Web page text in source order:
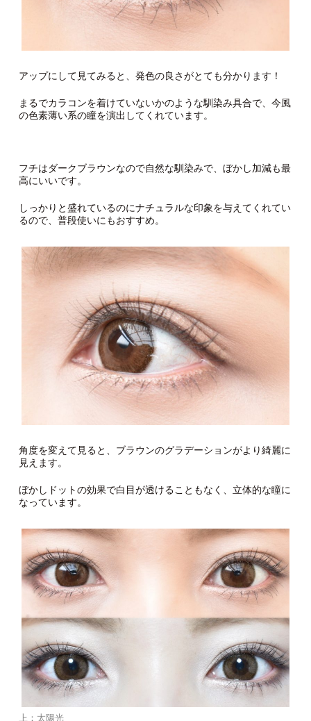
アップにして見てみると、発色の良さがとても分かります！
まるでカラコンを着けていないかのような馴染み具合で、今風
の色素薄い系の瞳を演出してくれています。
フチはダークブラウンなので自然な馴染みで、ぼかし加減も最
高にいいです。
しっかりと盛れているのにナチュラルな印象を与えてくれてい
るので、普段使いにもおすすめ。
角度を変えて見ると、ブラウンのグラデーションがより綺麗に
見えます。
ぼかしドットの効果で白目が透けることもなく、立体的な瞳に
なっています。
上：太陽光